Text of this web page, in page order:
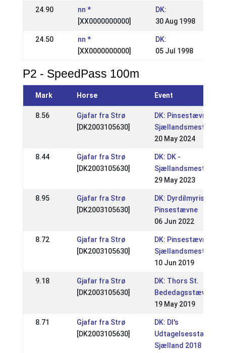
24.90
nn *
[XX0000000000]
DK:
30 Aug 1998
24.50
nn *
[XX0000000000]
DK:
05 Jul 1998
P2 - SpeedPass 100m
Mark Horse Event
8.56
Gjafar fra Strø
[DK2003105630]
DK: Pinsestævnet -
20 May 2024
8.44
Gjafar fra Strø
[DK2003105630]
DK: DK -
29 May 2023
8.95
Gjafar fra Strø
[DK2003105630]
DK: Dyrdilmyris
Pinsestævne
06 Jun 2022
8.72
Gjafar fra Strø
[DK2003105630]
DK: Pinsestævne /
10 Jun 2019
9.18
Gjafar fra Strø
[DK2003105630]
DK: Thors St.
Bededagsstævne
19 May 2019
8.71
Gjafar fra Strø
[DK2003105630]
DK: DI's
Udtagelsesstævne
Sjælland 2018